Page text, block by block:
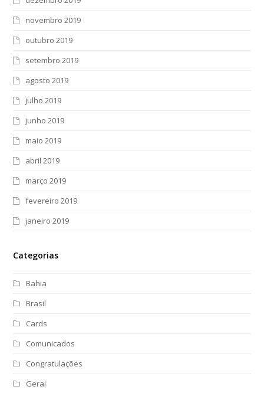
novembro 2019
outubro 2019
setembro 2019
agosto 2019
julho 2019
junho 2019
maio 2019
abril 2019
março 2019
fevereiro 2019
janeiro 2019
Categorias
Bahia
Brasil
Cards
Comunicados
Congratulações
Geral